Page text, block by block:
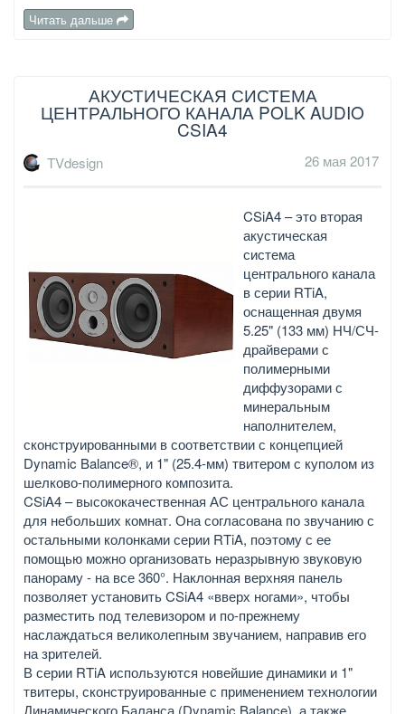
Читать дальше
АКУСТИЧЕСКАЯ СИСТЕМА
ЦЕНТРАЛЬНОГО КАНАЛА POLK AUDIO
CSIA4
TVdesign 26 мая 2017
CSiA4 – это вторая
акустическая
система
центрального канала
в серии RTiA,
оснащенная двумя
5.25" (133 мм) НЧ/СЧ-
драйверами с
полимерными
диффузорами с
минеральным
наполнителем,
сконструированными в соответствии с концепцией
Dynamic Balance®, и 1" (25.4-мм) твитером с куполом из
шелково-полимерного композита.
CSiA4 – высококачественная АС центрального канала
для небольших комнат. Она согласована по звучанию с
остальными колонками серии RTiA, поэтому с ее
помощью можно организовать неразрывную звуковую
панораму - на все 360°. Наклонная верхняя панель
позволяет установить CSiA4 «вверх ногами», чтобы
разместить под телевизором и по-прежнему
наслаждаться великолепным звучанием, направив его
на зрителей.
В серии RTiA используются новейшие динамики и 1"
твитеры, сконструированные с применением технологии
Динамического Баланса (Dynamic Balance), а также